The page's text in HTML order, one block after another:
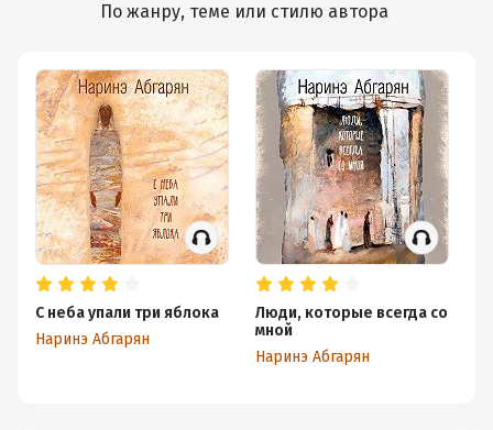
По жанру, теме или стилю автора
С неба упали три яблока
Наринэ Абгарян
Люди, которые всегда со
мной
Наринэ Абгарян